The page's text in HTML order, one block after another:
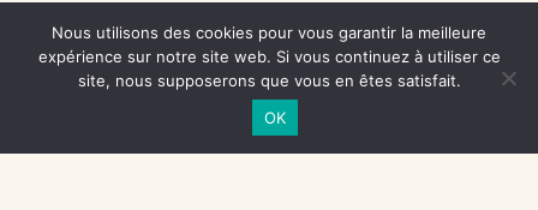
NOS SOUTIENS
Nous utilisons des cookies pour vous garantir la meilleure
expérience sur notre site web. Si vous continuez à utiliser ce
site, nous supposerons que vous en êtes satisfait.
OK